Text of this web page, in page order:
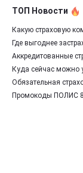
ТОП Новости
Какую страховую
Где выгоднее
Аккредитованные
Куда сейчас можно
Обязательная
Промокоды ПОЛИС